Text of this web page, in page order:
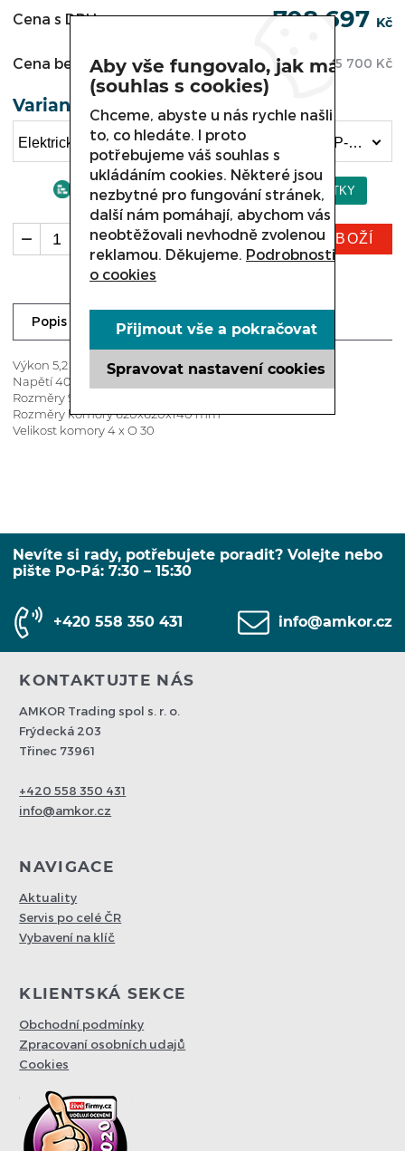
Cena s DPH: 708 697 Kč
Cena bez DPH: 585 700 Kč
Varianta
Elektrická pizza pece Kromet 000.PEP-1, 000.PEP-1SE Elektrické ovládání (708 697 Kč)
ks KOUPIT ZBOŽÍ
Popis Ke stažení Dotaz prodejci
Výkon 5,2 kW
Napětí 400V / 50Hz
Rozměry 925x690x400 mm
Rozměry komory 620x620x140 mm
Velikost komory 4 x O 30
Nevíte si rady, potřebujete poradit? Volejte nebo
pište Po-Pá: 7:30 – 15:30
+420 558 350 431 info@amkor.cz
KONTAKTUJTE NÁS
AMKOR Trading spol s. r. o.
Frýdecká 203
Třinec 73961
+420 558 350 431
info@amkor.cz
NAVIGACE
Aktuality
Servis po celé ČR
Vybavení na klíč
KLIENTSKÁ SEKCE
Obchodní podmínky
Zpracovaní osobních udajů
Cookies
Aby vše fungovalo, jak má
(souhlas s cookies)
Chceme, abyste u nás rychle našli
to, co hledáte. I proto
potřebujeme váš souhlas s
ukládáním cookies. Některé jsou
nezbytné pro fungování stránek,
další nám pomáhají, abychom vás
neobtěžovali nevhodně zvolenou
reklamou. Děkujeme. Podrobnosti
o cookies
Spravovat nastavení cookies
Přijmout vše a pokračovat